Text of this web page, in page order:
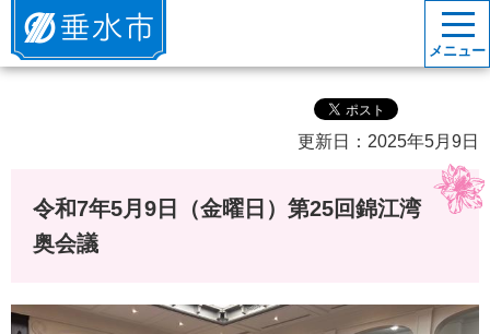
垂水市
メニュー
更新日：2025年5月9日
令和7年5月9日（金曜日）第25回錦江湾
奥会議